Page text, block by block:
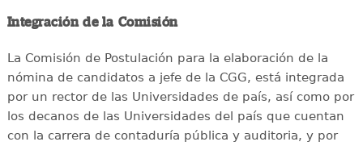
Integración de la Comisión
La Comisión de Postulación para la elaboración de la
nómina de candidatos a jefe de la CGG, está integrada
por un rector de las Universidades de país, así como por
los decanos de las Universidades del país que cuentan
con la carrera de contaduría pública y auditoria, y por